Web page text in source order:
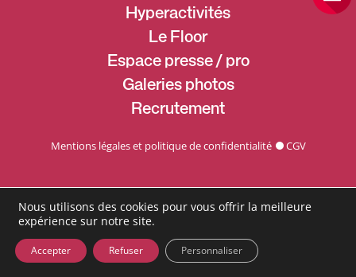
Hyperactivités
Le Floor
Espace presse / pro
Galeries photos
Recrutement
Mentions légales et politique de confidentialité CGV
Nous utilisons des cookies pour vous offrir la meilleure
expérience sur notre site.
Accepter Refuser Personnaliser